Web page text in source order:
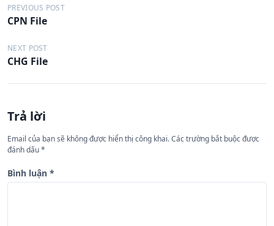
Đ
i
ề
u
h
ớ
n
g
b
PREVIOUS POST
CPN File
NEXT POST
CHG File
Trả lời
Email của bạn sẽ không được hiển thị công khai.Các trường bắt buộc được
đánh dấu*
Bình luận *